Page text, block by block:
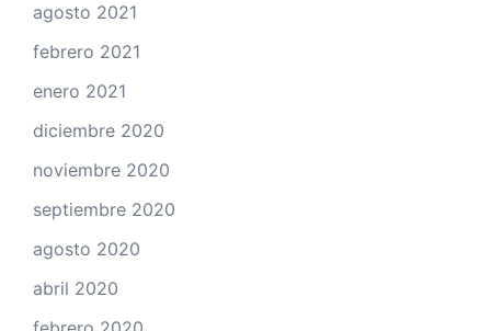
agosto 2021
febrero 2021
enero 2021
diciembre 2020
noviembre 2020
septiembre 2020
agosto 2020
abril 2020